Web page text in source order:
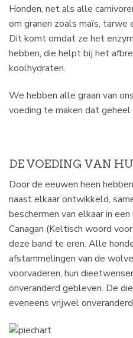
Honden, net als alle
om granen zoals maïs,
Dit komt omdat ze het
hebben, die helpt bij het
koolhydraten.
We hebben alle graan van
voeding te maken dat
DE VOEDING VAN
Door de eeuwen heen
naast elkaar ontwikkeld,
beschermen van elkaar in
Canagan (Keltisch woord
deze band te eren. Alle
afstammelingen van de
voorvaderen, hun
onveranderd gebleven. De
eveneens vrijwel